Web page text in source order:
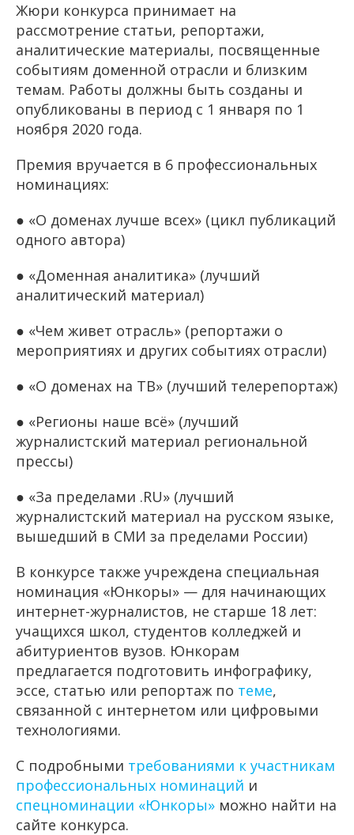
Жюри конкурса принимает на
рассмотрение статьи, репортажи,
аналитические материалы, посвященные
событиям доменной отрасли и близким
темам. Работы должны быть созданы и
опубликованы в период c 1 января по 1
ноября 2020 года.
Премия вручается в 6 профессиональных
номинациях:
● «О доменах лучше всех» (цикл публикаций
одного автора)
● «Доменная аналитика» (лучший
аналитический материал)
● «Чем живет отрасль» (репортажи о
мероприятиях и других событиях отрасли)
● «О доменах на ТВ» (лучший телерепортаж)
● «Регионы наше всё» (лучший
журналистский материал региональной
прессы)
● «За пределами .RU» (лучший
журналистский материал на русском языке,
вышедший в СМИ за пределами России)
В конкурсе также учреждена специальная
номинация «Юнкоры» — для начинающих
интернет-журналистов, не старше 18 лет:
учащихся школ, студентов колледжей и
абитуриентов вузов. Юнкорам
предлагается подготовить инфографику,
эссе, статью или репортаж по теме,
связанной с интернетом или цифровыми
технологиями.
С подробными требованиями к участникам
профессиональных номинаций и
спецноминации «Юнкоры» можно найти на
сайте конкурса.